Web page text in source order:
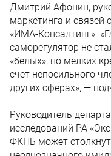
Дмитрий Афонин,
маркетинга и
«ИМА-Консалтинг».
саморегулятор не
«белых», но мелких
счет непосильного
других сферах», —
Руководитель
исследований РА
ФКПБ может